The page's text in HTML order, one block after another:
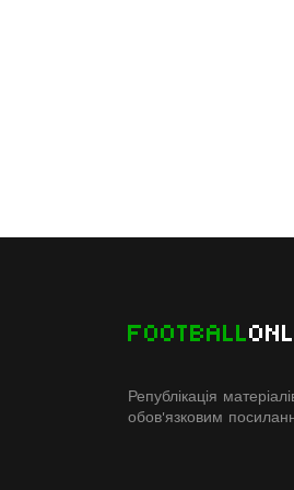
FOOTBALL
Републікація
обов'язковим